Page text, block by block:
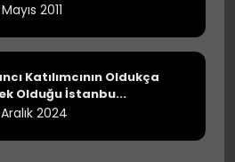
2011
Katılımcının Oldukça
Olduğu İstanbu...
2024